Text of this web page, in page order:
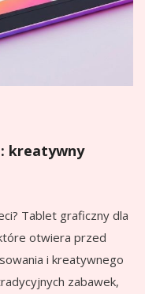
kreatywny
Tablet graficzny dla
otwiera przed
i kreatywnego
zabawek,